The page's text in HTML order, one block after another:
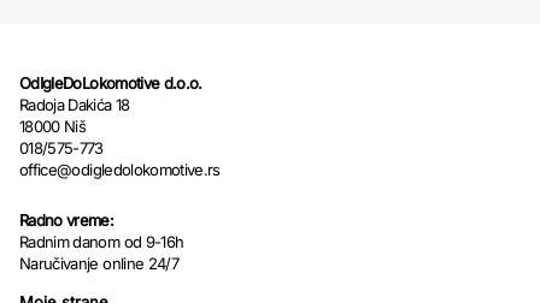
OdIgleDoLokomotive d.o.o.
Radoja Dakića 18
18000 Niš
018/575-773
office@odigledolokomotive.rs
Radno vreme:
Radnim danom od 9-16h
Naručivanje online 24/7